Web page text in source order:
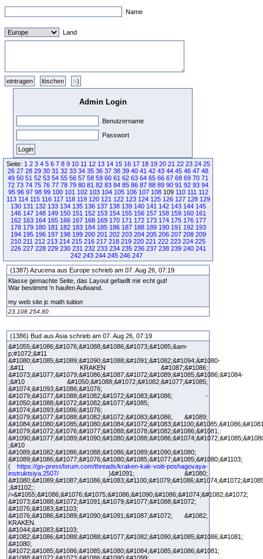
Name
Land
Admin Login
Benutzername
Passwort
Seite: 1 2 3 4 5 6 7 8 9 10 11 12 13 14 15 16 17 18 19 20 21 22 23 24 25
26 27 28 29 30 31 32 33 34 35 36 37 38 39 40 41 42 43 44 45 46 47 48
49 50 51 52 53 54 55 56 57 58 59 60 61 62 63 64 65 66 67 68 69 70 71
72 73 74 75 76 77 78 79 80 81 82 83 84 85 86 87 88 89 90 91 92 93 94
95 96 97 98 99 100 101 102 103 104 105 106 107 108109 110 111 112
113 114 115 116 117 118 119 120 121 122 123 124 125 126 127 128 129
130 131 132 133 134 135 136 137 138 139 140 141 142 143 144 145
146 147 148 149 150 151 152 153 154 155 156 157 158 159 160 161
162 163 164 165 166 167 168 169 170 171 172 173 174 175 176 177
178 179 180 181 182 183 184 185 186 187 188 189 190 191 192 193
194 195 196 197 198 199 200 201 202 203 204 205 206 207 208 209
210 211 212 213 214 215 216 217 218 219 220 221 222 223 224 225
226 227 228 229 230 231 232 233 234 235 236 237 238 239 240 241
242 243 244 245 246 247
(1387) Azucena aus Europe schrieb am 07. Aug 26, 07:19
Klasse gemachte Seite, das Layout gefaellt mir echt gut!
War bestimmt 'n haufen Aufwand.
my web site jc math tuition
23.108.254.80
(1386) Bud aus Asia schrieb am 07. Aug 26, 07:19
&#1055;&#1086;&#1076;&#1088;&#1086;&#1073;&#1085;&am-
p;#1072;&#11
&#1080;&#1085;&#1089;&#1090;&#1088;&#1091;&#1082;&#1094;&#1080-
;&#11 KRAKEN &#1087;&#1086;
&#1073;&#1077;&#1079;&#1086;&#1087;&#1072;&#1089;&#1085;&#1086;&#1084-
;&#10 &#1050;&#1088;&#1072;&#1082;&#1077;&#1085;
&#1074;&#1093;&#1086;&#1076;
&#1079;&#1077;&#1088;&#1082;&#1072;&#1083;&#1086; -
&#1050;&#1088;&#1072;&#1082;&#1077;&#1085;
&#1074;&#1093;&#1086;&#1076;
&#1079;&#1077;&#1088;&#1082;&#1072;&#1083;&#1086; &#1089;
&#1079;&#1072;&#1076;&#1077;&#1088;&#1078;&#1082;&#1086;&#1081;:
;&#10
&#1089;&#1082;&#1086;&#1088;&#1086;&#1089;&#1090;&#1080;
&#1089;&#1086;&#1077;&#1076;&#1080;&#1085;&#1077;&#1085;&#1080;&#1103;
( https://go-pressforum.com/threads/kraken-kak-voiti-poshagovaya-
instruktsiya.2507/ )&#1091; &#1080;
;&#1102;:
/>&#1055;&#1086;&#1076;&#1075;&#1086;&#1090;&#1086;&#1074;&#1082;&#1072;
&#1073;&#1088;&#1072;&#1091;&#1079;&#1077;&#1088;&#1072;
&#1076;&#1083;&#1103;
&#1076;&#1086;&#1089;&#1090;&#1091;&#1087;&#1072; &#1082;
KRAKEN.
&#1044;&#1083;&#1103;
&#1082;&#1086;&#1088;&#1088;&#1077;&#1082;&#1090;&#1085;&#1086;&#1081;
&#1080;
&#1072;&#1085;&#1086;&#1085;&#1080;&#1084;&#1085;&#1086;&#1081;